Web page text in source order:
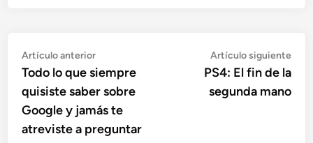
Navegación
de
entradas
Artículo anteriorArtículo
anterior:
Todo lo que siempre
quisiste saber sobre
Google y jamás te
atreviste a preguntar
Artículo siguiente
PS4: El fin de la
segunda mano